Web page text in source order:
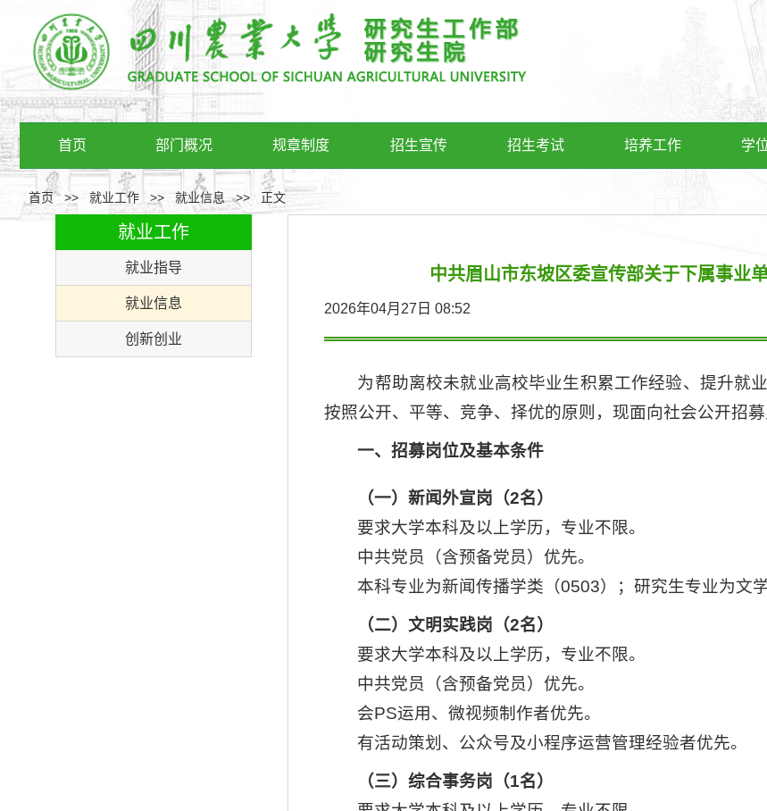
首页 部门概况 规章制度 招生宣传 招生考试 培养工作 学
首页>> 就业工作 >> 就业信息 >> 正文
就业工作
就业指导
就业信息
创新创业
中共眉山市东坡区委宣传部关于下属事业
2026年04月27日 08:52
为帮助离校未就业高校毕业生积累工作经验、提升就
按照公开、平等、竞争、择优的原则，现面向社会公开招
一、招募岗位及基本条件
（一）新闻外宣岗（2名）
要求大学本科及以上学历，专业不限。
中共党员（含预备党员）优先。
本科专业为新闻传播学类（0503）；研究生专业为文
（二）文明实践岗（2名）
要求大学本科及以上学历，专业不限。
中共党员（含预备党员）优先。
会PS运用、微视频制作者优先。
有活动策划、公众号及小程序运营管理经验者优先。
（三）综合事务岗（1名）